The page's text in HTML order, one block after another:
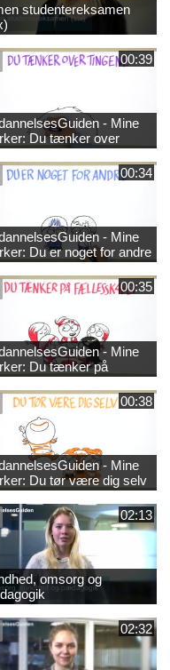
studentereksamen
00:39
- Mine
Du tænker over
00:34
- Mine
Du er noget for andre
00:35
- Mine
Du tænker på
00:38
- Mine
Du tør være dig selv
02:13
omsorg og
02:32